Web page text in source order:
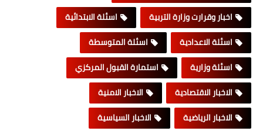
اخبار وقرارت وزارة التربية
اسئلة الابتدائية
اسئلة الاعدادية
اسئلة المتوسطة
اسئلة وزارية
استمارة القبول المركزي
الاخبار الاقتصادية
الاخبار الامنية
الاخبار الرياضية
الاخبار السياسية